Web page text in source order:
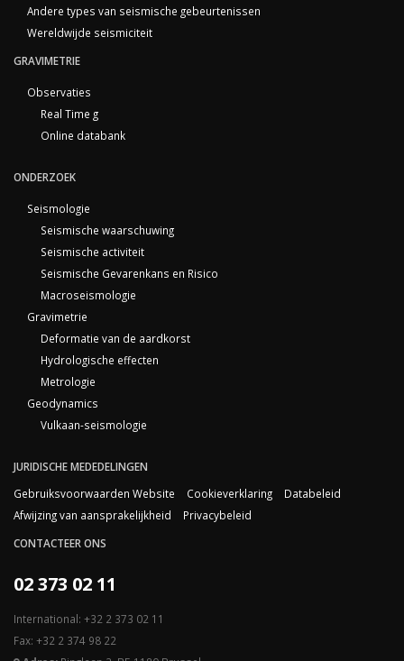
Andere types van seismische gebeurtenissen
Wereldwijde seismiciteit
GRAVIMETRIE
Observaties
Real Time g
Online databank
ONDERZOEK
Seismologie
Seismische waarschuwing
Seismische activiteit
Seismische Gevarenkans en Risico
Macroseismologie
Gravimetrie
Deformatie van de aardkorst
Hydrologische effecten
Metrologie
Geodynamics
Vulkaan-seismologie
JURIDISCHE MEDEDELINGEN
Gebruiksvoorwaarden Website
Cookieverklaring
Databeleid
Afwijzing van aansprakelijkheid
Privacybeleid
CONTACTEER ONS
02 373 02 11
International: +32 2 373 02 11
Fax: +32 2 374 98 22